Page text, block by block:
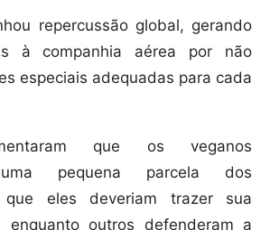
repercussão global, gerando
à companhia aérea por não
especiais adequadas para cada
que os veganos
uma pequena parcela dos
que eles deveriam trazer sua
enquanto outros defenderam a